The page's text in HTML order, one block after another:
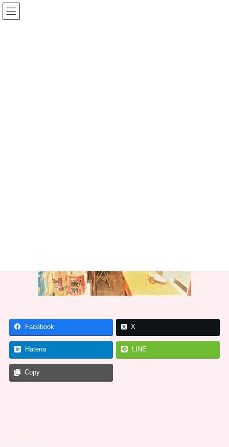
コ
ン
ナ
ビ
Facebook X
Hatena LINE
Copy